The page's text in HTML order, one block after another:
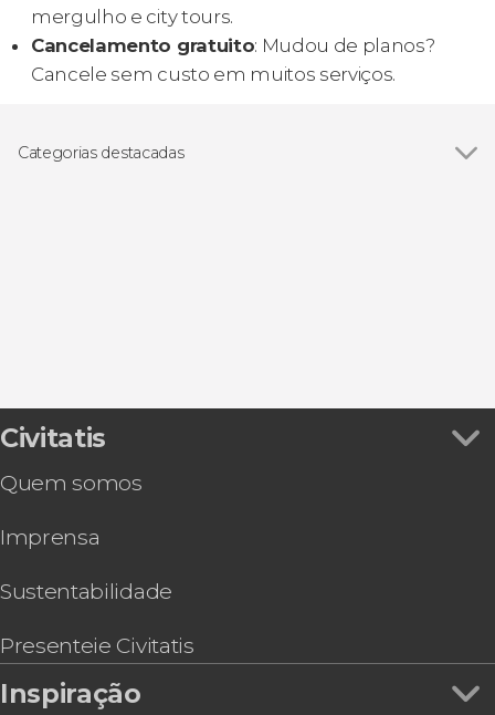
mergulho e city tours.
Cancelamento gratuito: Mudou de planos?
Cancele sem custo em muitos serviços.
Categorias destacadas
Civitatis
Quem somos
Imprensa
Sustentabilidade
Presenteie Civitatis
Inspiração